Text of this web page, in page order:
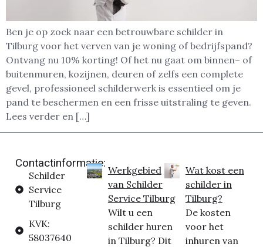
Ben je op zoek naar een betrouwbare schilder in
Tilburg voor het verven van je woning of bedrijfspand?
Ontvang nu 10% korting! Of het nu gaat om binnen– of
buitenmuren, kozijnen, deuren of zelfs een complete
gevel, professioneel schilderwerk is essentieel om je
pand te beschermen en een frisse uitstraling te geven.
Lees verder en […]
Contactinformatie:
Schilder
Service
Tilburg
KVK:
58037640
Werkgebied
van Schilder
Service Tilburg
Wilt u een
schilder huren
in Tilburg? Dit
Wat kost een
schilder in
Tilburg?
De kosten
voor het
inhuren van